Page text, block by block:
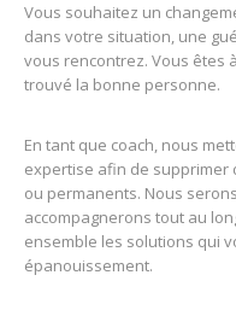
Vous souhaitez un
dans votre situation, une
vous rencontrez. Vous êtes
trouvé la bonne personne.
En tant que coach, nous
expertise afin de
ou permanents. Nous
accompagnerons tout au
ensemble les solutions qui
épanouissement.